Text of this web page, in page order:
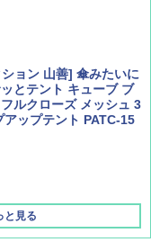
ョン 山善] 傘みたいに
とテント キューブ ブ
ルクローズ メッシュ 3
アップテント PATC-15
と見る